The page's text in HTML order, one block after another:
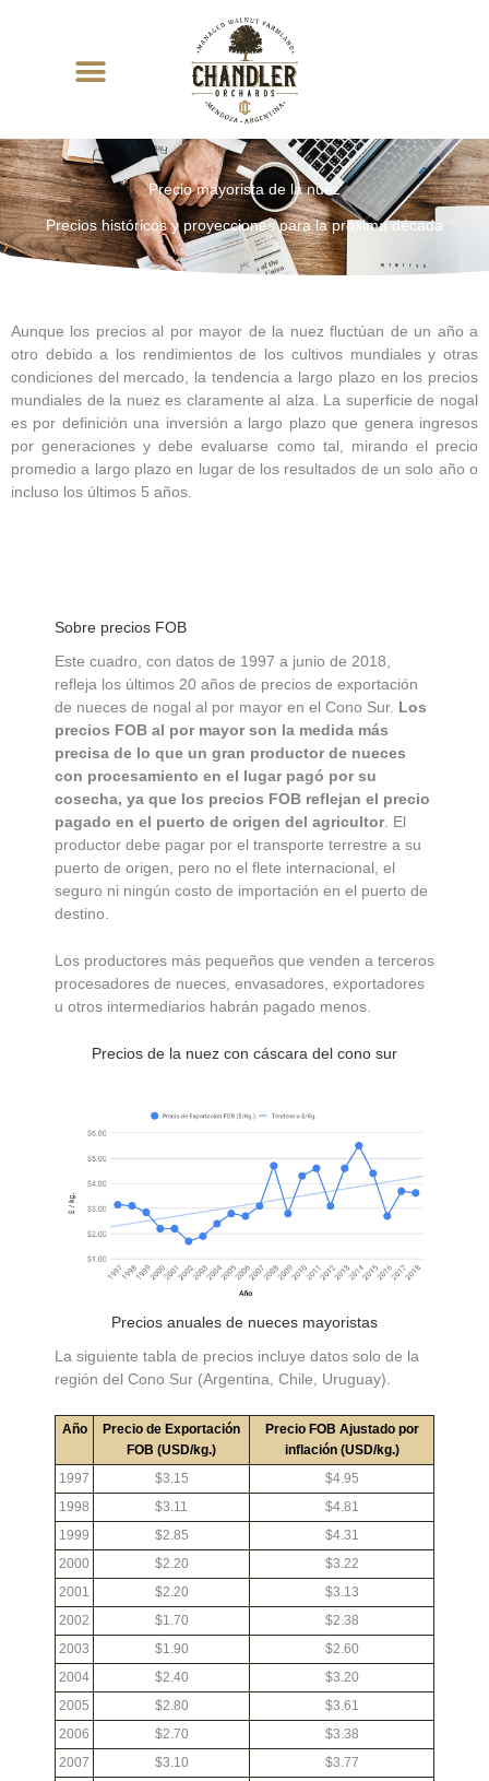
Precio mayorista de la nuez
Precios históricos y proyecciones para la próxima década
Aunque los precios al por mayor de la nuez fluctúan de un año a
otro debido a los rendimientos de los cultivos mundiales y otras
condiciones del mercado, la tendencia a largo plazo en los precios
mundiales de la nuez es claramente al alza. La superficie de nogal
es por definición una inversión a largo plazo que genera ingresos
por generaciones y debe evaluarse como tal, mirando el precio
promedio a largo plazo en lugar de los resultados de un solo año o
incluso los últimos 5 años.
Sobre precios FOB
Este cuadro, con datos de 1997 a junio de 2018,
refleja los últimos 20 años de precios de exportación
de nueces de nogal al por mayor en el Cono Sur. Los
precios FOB al por mayor son la medida más
precisa de lo que un gran productor de nueces
con procesamiento en el lugar pagó por su
cosecha, ya que los precios FOB reflejan el precio
pagado en el puerto de origen del agricultor. El
productor debe pagar por el transporte terrestre a su
puerto de origen, pero no el flete internacional, el
seguro ni ningún costo de importación en el puerto de
destino.
Los productores más pequeños que venden a terceros
procesadores de nueces, envasadores, exportadores
u otros intermediarios habrán pagado menos.
Precios de la nuez con cáscara del cono sur
Precios anuales de nueces mayoristas
La siguiente tabla de precios incluye datos solo de la
región del Cono Sur (Argentina, Chile, Uruguay).
Año
Precio de Exportación
FOB (USD/kg.)
Precio FOB Ajustado por
inflación (USD/kg.)
1997
$3.15
$4.95
1998
$3.11
$4.81
1999
$2.85
$4.31
2000
$2.20
$3.22
2001
$2.20
$3.13
2002
$1.70
$2.38
2003
$1.90
$2.60
2004
$2.40
$3.20
2005
$2.80
$3.61
2006
$2.70
$3.38
2007
$3.10
$3.77